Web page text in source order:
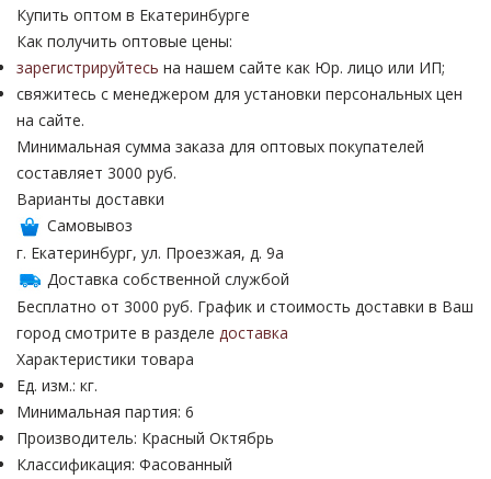
Купить оптом в Екатеринбурге
Как получить оптовые цены:
зарегистрируйтесь на нашем сайте как Юр. лицо или ИП;
свяжитесь с менеджером для установки персональных цен
на сайте.
Минимальная сумма заказа для оптовых покупателей
составляет 3000 руб.
Варианты доставки
Самовывоз
г. Екатеринбург, ул. Проезжая, д. 9а
Доставка собственной службой
Бесплатно от 3000 руб. График и стоимость доставки в Ваш
город смотрите в разделе доставка
Характеристики товара
Ед. изм.: кг.
Минимальная партия: 6
Производитель: Красный Октябрь
Классификация: Фасованный